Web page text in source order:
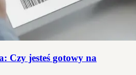
Czy jesteś gotowy na